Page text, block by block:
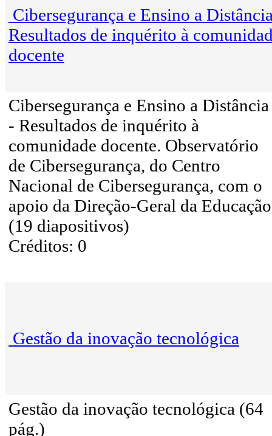
Cibersegurança e Ensino a
Resultados de inquérito à
docente
Cibersegurança e Ensino a Distância
- Resultados de inquérito à
comunidade docente. Observatório
de Cibersegurança, do Centro
Nacional de Cibersegurança, com o
apoio da Direção-Geral da Educação
(19 diapositivos)
Créditos: 0
Gestão da inovação tecnológica
Gestão da inovação tecnológica (64
pág.)